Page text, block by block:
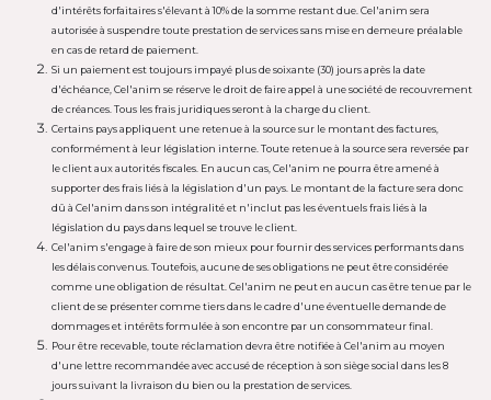
d'intérêts forfaitaires s'élevant à 10% de la somme restant due. Cel'anim sera
autorisée à suspendre toute prestation de services sans mise en demeure préalable
en cas de retard de paiement.
Si un paiement est toujours impayé plus de soixante (30) jours après la date
d'échéance, Cel'anim se réserve le droit de faire appel à une société de recouvrement
de créances. Tous les frais juridiques seront à la charge du client.
Certains pays appliquent une retenue à la source sur le montant des factures,
conformément à leur législation interne. Toute retenue à la source sera reversée par
le client aux autorités fiscales. En aucun cas, Cel'anim ne pourra être amené à
supporter des frais liés à la législation d'un pays. Le montant de la facture sera donc
dû à Cel'anim dans son intégralité et n'inclut pas les éventuels frais liés à la
législation du pays dans lequel se trouve le client.
Cel'anim s'engage à faire de son mieux pour fournir des services performants dans
les délais convenus. Toutefois, aucune de ses obligations ne peut être considérée
comme une obligation de résultat. Cel'anim ne peut en aucun cas être tenue par le
client de se présenter comme tiers dans le cadre d'une éventuelle demande de
dommages et intérêts formulée à son encontre par un consommateur final.
Pour être recevable, toute réclamation devra être notifiée à Cel'anim au moyen
d'une lettre recommandée avec accusé de réception à son siège social dans les 8
jours suivant la livraison du bien ou la prestation de services.